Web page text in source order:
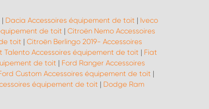
| Dacia Accessoires équipement de toit | Iveco
de toit | Citroën Nemo Accessoires
toit | Citroën Berlingo 2019- Accessoires
Talento Accessoires équipement de toit | Fiat
de toit | Ford Ranger Accessoires
Custom Accessoires équipement de toit |
équipement de toit | Dodge Ram